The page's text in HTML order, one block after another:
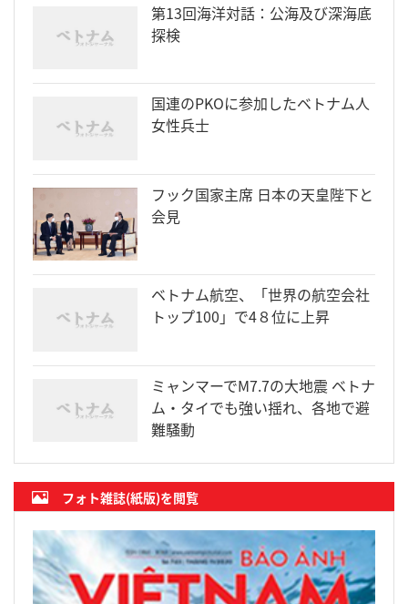
第13回海洋対話：公海及び深海底
探検
国連のPKOに参加したベトナム人
女性兵士
フック国家主席 日本の天皇陛下と
会見
ベトナム航空、「世界の航空会社
トップ100」で4８位に上昇
ミャンマーでM7.7の大地震 ベトナ
ム・タイでも強い揺れ、各地で避
難騒動
フォト雑誌(紙版)を閲覧